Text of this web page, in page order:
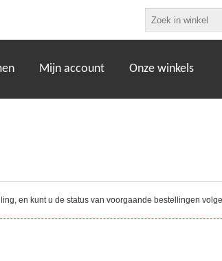
Mijn account Onze winkels
en kunt u de status van voorgaande bestellingen